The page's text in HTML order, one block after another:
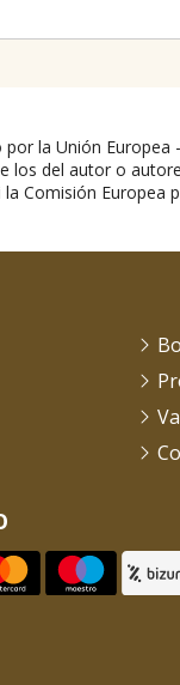
por la Unión
los del autor o
la Comisión Europea